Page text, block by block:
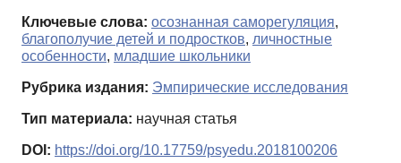
Ключевые слова: осознанная саморегуляция,
благополучие детей и подростков, личностные
особенности, младшие школьники
Рубрика издания: Эмпирические исследования
Тип материала: научная статья
DOI: https://doi.org/10.17759/psyedu.2018100206